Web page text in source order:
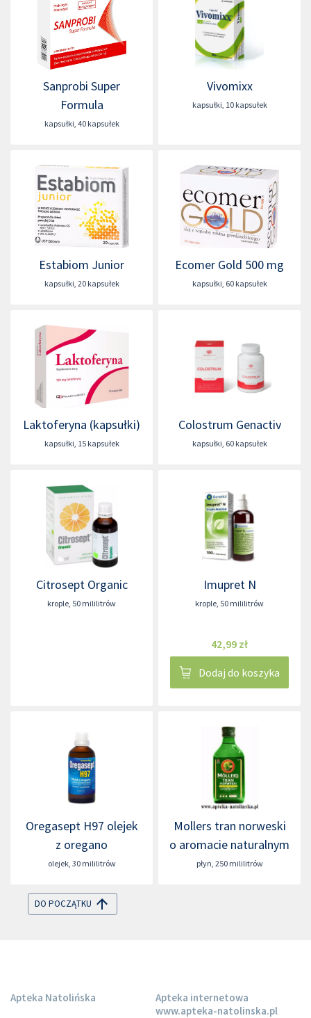
Sanprobi Super
Formula
kapsułki, 40 kapsułek
Vivomixx
kapsułki, 10 kapsułek
Estabiom Junior
kapsułki, 20 kapsułek
Ecomer Gold 500 mg
kapsułki, 60 kapsułek
Laktoferyna (kapsułki)
kapsułki, 15 kapsułek
Colostrum Genactiv
kapsułki, 60 kapsułek
Citrosept Organic
krople, 50 mililitrów
Imupret N
krople, 50 mililitrów
42,99 zł
Dodaj do koszyka
Oregasept H97 olejek
z oregano
olejek, 30 mililitrów
Mollers tran norweski
o aromacie naturalnym
płyn, 250 mililitrów
DO POCZĄTKU
Apteka Natolińska
Apteka internetowa
www.apteka-natolinska.pl